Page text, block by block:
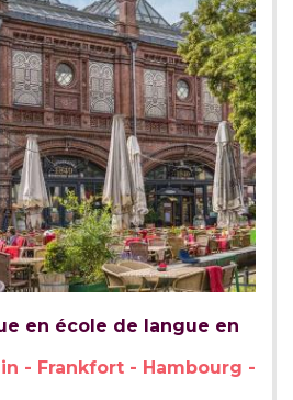
en école de langue en
- Frankfort - Hambourg -